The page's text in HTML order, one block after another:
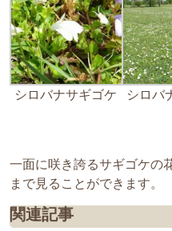
シロバナサギゴケ シロバ
一面に咲き誇るサギゴケの
まで見ることができます。
関連記事